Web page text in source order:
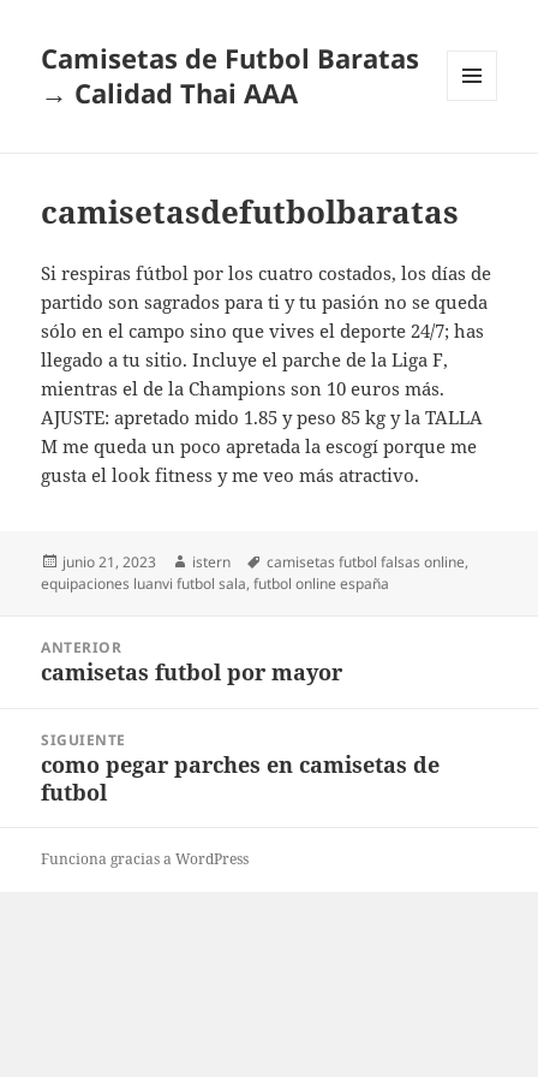
Camisetas de Futbol Baratas
→ Calidad Thai AAA
camisetasdefutbolbaratas
Si respiras fútbol por los cuatro costados, los días de
partido son sagrados para ti y tu pasión no se queda
sólo en el campo sino que vives el deporte 24/7; has
llegado a tu sitio. Incluye el parche de la Liga F,
mientras el de la Champions son 10 euros más.
AJUSTE: apretado mido 1.85 y peso 85 kg y la TALLA
M me queda un poco apretada la escogí porque me
gusta el look fitness y me veo más atractivo.
Publicado
el
junio 21, 2023 Autor
istern Etiquetas
camisetas futbol falsas online,
equipaciones luanvi futbol sala,futbol online españa
entradas
ANTERIOR
Entrada
camisetas futbol por mayor
SIGUIENTE
Entrada
siguiente:
como pegar parches en camisetas de
futbol
Funciona gracias a WordPress